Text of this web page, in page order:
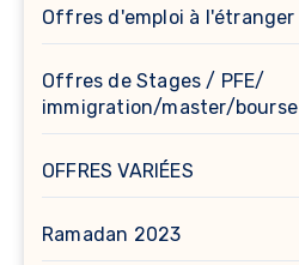
Offres d'emploi à l'étranger
Offres de Stages / PFE/
immigration/master/bourse
OFFRES VARIÉES
Ramadan 2023